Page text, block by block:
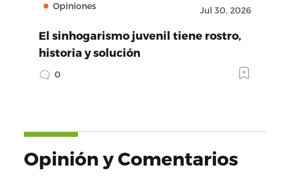
Opiniones Jul 30, 2026
El sinhogarismo juvenil tiene rostro,
historia y solución
0
Opinión y Comentarios